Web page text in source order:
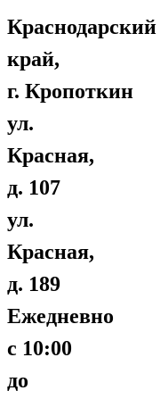
Краснодарский
край,
г. Кропоткин
ул.
Красная,
д. 107
ул.
Красная,
д. 189
Ежедневно
с 10:00
до